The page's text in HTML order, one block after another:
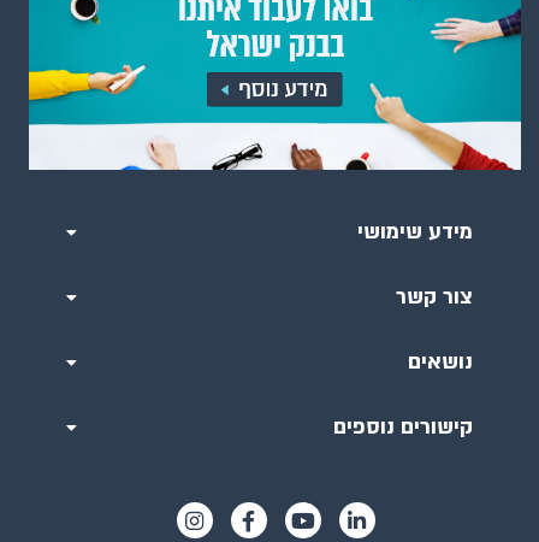
מידע שימושי
צור קשר
נושאים
קישורים נוספים